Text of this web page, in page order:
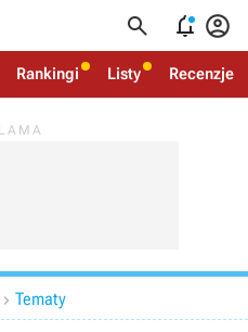
  
Rankingi Listy Recenzje
 Tematy